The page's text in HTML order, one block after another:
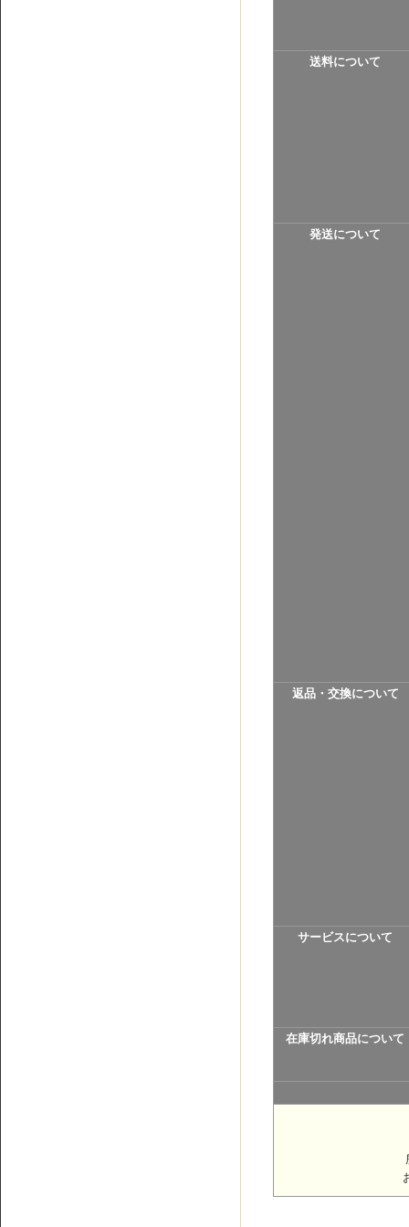
送料について
発送について
返品・交換について
サービスについて
在庫切れ商品について